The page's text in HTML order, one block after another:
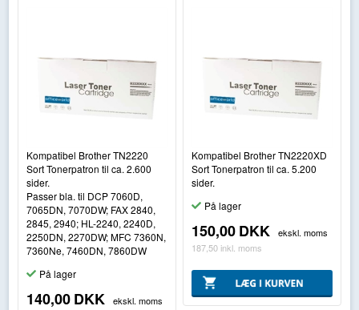
Kompatibel Brother TN2220
Sort Tonerpatron til ca. 2.600
sider.
Passer bla. til DCP 7060D,
7065DN, 7070DW; FAX 2840,
2845, 2940; HL-2240, 2240D,
2250DN, 2270DW; MFC 7360N,
7360Ne, 7460DN, 7860DW
På lager
140,00DKK
ekskl. moms
Kompatibel Brother TN2220XD
Sort Tonerpatron til ca. 5.200
sider.
På lager
150,00DKK
ekskl. moms
187,50 inkl. moms